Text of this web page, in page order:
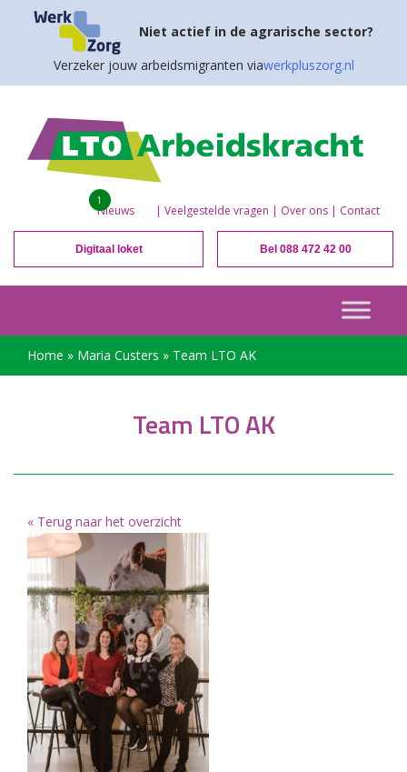
Niet actief in de agrarische sector?
Verzeker jouw arbeidsmigranten viawerkpluszorg.nl
Nieuws
1
| Veelgestelde vragen | Over ons | Contact
Digitaal loket Bel 088 472 42 00
Home » Maria Custers » Team LTO AK
Team LTO AK
« Terug naar het overzicht